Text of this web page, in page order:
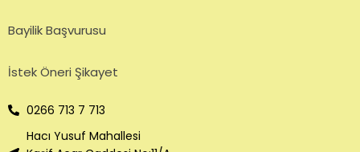
Bayilik Başvurusu
İstek Öneri Şikayet
0266 713 7 713
Hacı Yusuf Mahallesi